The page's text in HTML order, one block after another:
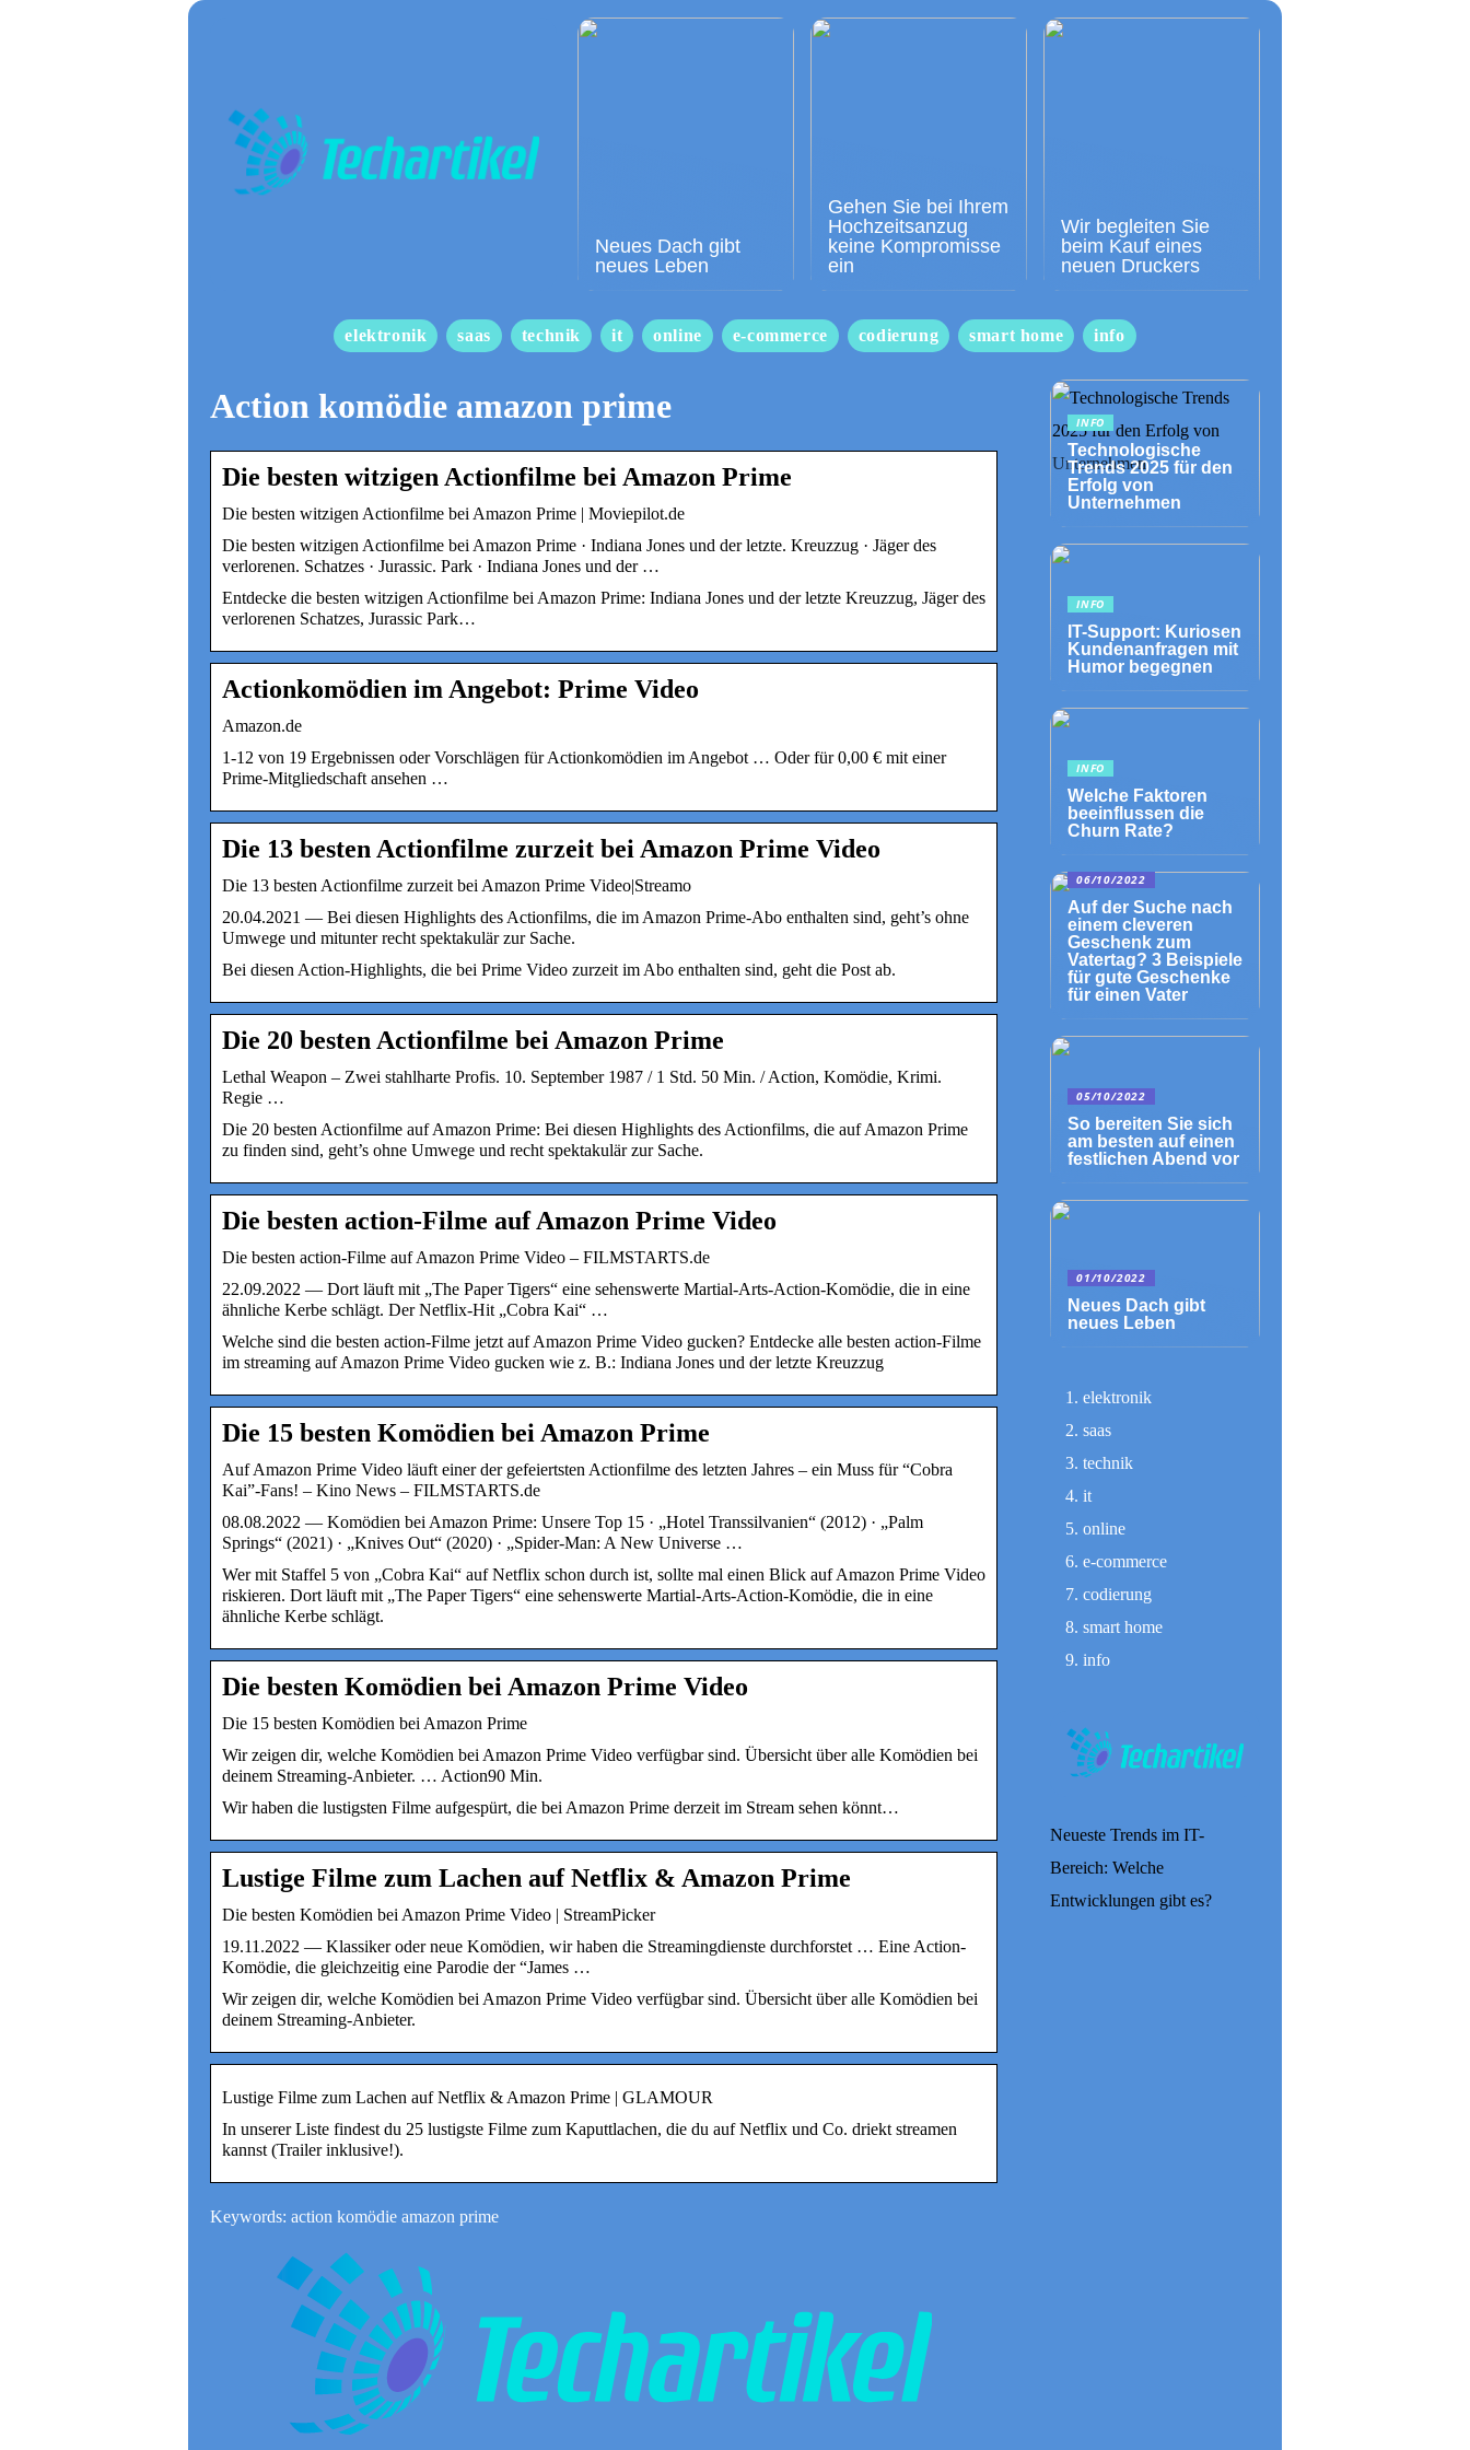
Neues Dach gibt
neues Leben
Gehen Sie bei Ihrem
Hochzeitsanzug
keine Kompromisse
ein
Wir begleiten Sie
beim Kauf eines
neuen Druckers
elektronik saas technik it online e-commerce codierung smart home info
Action komödie amazon prime
Die besten witzigen Actionfilme bei Amazon Prime
Die besten witzigen Actionfilme bei Amazon Prime | Moviepilot.de
Die besten witzigen Actionfilme bei Amazon Prime · Indiana Jones und der letzte. Kreuzzug · Jäger des
verlorenen. Schatzes · Jurassic. Park · Indiana Jones und der …
Entdecke die besten witzigen Actionfilme bei Amazon Prime: Indiana Jones und der letzte Kreuzzug, Jäger des
verlorenen Schatzes, Jurassic Park…
Actionkomödien im Angebot: Prime Video
Amazon.de
1-12 von 19 Ergebnissen oder Vorschlägen für Actionkomödien im Angebot … Oder für 0,00 € mit einer
Prime-Mitgliedschaft ansehen …
Die 13 besten Actionfilme zurzeit bei Amazon Prime Video
Die 13 besten Actionfilme zurzeit bei Amazon Prime Video|Streamo
20.04.2021 — Bei diesen Highlights des Actionfilms, die im Amazon Prime-Abo enthalten sind, geht’s ohne
Umwege und mitunter recht spektakulär zur Sache.
Bei diesen Action-Highlights, die bei Prime Video zurzeit im Abo enthalten sind, geht die Post ab.
Die 20 besten Actionfilme bei Amazon Prime
Lethal Weapon – Zwei stahlharte Profis. 10. September 1987 / 1 Std. 50 Min. / Action, Komödie, Krimi.
Regie …
Die 20 besten Actionfilme auf Amazon Prime: Bei diesen Highlights des Actionfilms, die auf Amazon Prime
zu finden sind, geht’s ohne Umwege und recht spektakulär zur Sache.
Die besten action-Filme auf Amazon Prime Video
Die besten action-Filme auf Amazon Prime Video – FILMSTARTS.de
22.09.2022 — Dort läuft mit „The Paper Tigers“ eine sehenswerte Martial-Arts-Action-Komödie, die in eine
ähnliche Kerbe schlägt. Der Netflix-Hit „Cobra Kai“ …
Welche sind die besten action-Filme jetzt auf Amazon Prime Video gucken? Entdecke alle besten action-Filme
im streaming auf Amazon Prime Video gucken wie z. B.: Indiana Jones und der letzte Kreuzzug
Die 15 besten Komödien bei Amazon Prime
Auf Amazon Prime Video läuft einer der gefeiertsten Actionfilme des letzten Jahres – ein Muss für “Cobra
Kai”-Fans! – Kino News – FILMSTARTS.de
08.08.2022 — Komödien bei Amazon Prime: Unsere Top 15 · „Hotel Transsilvanien“ (2012) · „Palm
Springs“ (2021) · „Knives Out“ (2020) · „Spider-Man: A New Universe …
Wer mit Staffel 5 von „Cobra Kai“ auf Netflix schon durch ist, sollte mal einen Blick auf Amazon Prime Video
riskieren. Dort läuft mit „The Paper Tigers“ eine sehenswerte Martial-Arts-Action-Komödie, die in eine
ähnliche Kerbe schlägt.
Die besten Komödien bei Amazon Prime Video
Die 15 besten Komödien bei Amazon Prime
Wir zeigen dir, welche Komödien bei Amazon Prime Video verfügbar sind. Übersicht über alle Komödien bei
deinem Streaming-Anbieter. … Action90 Min.
Wir haben die lustigsten Filme aufgespürt, die bei Amazon Prime derzeit im Stream sehen könnt…
Lustige Filme zum Lachen auf Netflix & Amazon Prime
Die besten Komödien bei Amazon Prime Video | StreamPicker
19.11.2022 — Klassiker oder neue Komödien, wir haben die Streamingdienste durchforstet … Eine Action-
Komödie, die gleichzeitig eine Parodie der “James …
Wir zeigen dir, welche Komödien bei Amazon Prime Video verfügbar sind. Übersicht über alle Komödien bei
deinem Streaming-Anbieter.
Lustige Filme zum Lachen auf Netflix & Amazon Prime | GLAMOUR
In unserer Liste findest du 25 lustigste Filme zum Kaputtlachen, die du auf Netflix und Co. driekt streamen
kannst (Trailer inklusive!).
Keywords: action komödie amazon prime
INFO
Technologische
Trends 2025 für den
Erfolg von
Unternehmen
INFO
IT-Support: Kuriosen
Kundenanfragen mit
Humor begegnen
INFO
Welche Faktoren
beeinflussen die
Churn Rate?
06/10/2022
Auf der Suche nach
einem cleveren
Geschenk zum
Vatertag? 3 Beispiele
für gute Geschenke
für einen Vater
05/10/2022
So bereiten Sie sich
am besten auf einen
festlichen Abend vor
01/10/2022
Neues Dach gibt
neues Leben
elektronik
saas
technik
it
online
e-commerce
codierung
smart home
info
Neueste Trends im IT-
Bereich: Welche
Entwicklungen gibt es?